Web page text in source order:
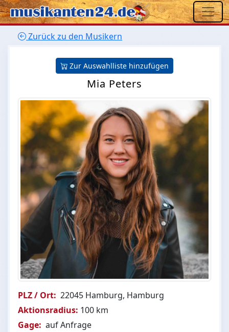
Zurück zu den Musikern
Zur Auswahlliste hinzufügen
Mia Peters
PLZ / Ort: 22045 Hamburg, Hamburg
Aktionsradius: 100 km
Gage: auf Anfrage